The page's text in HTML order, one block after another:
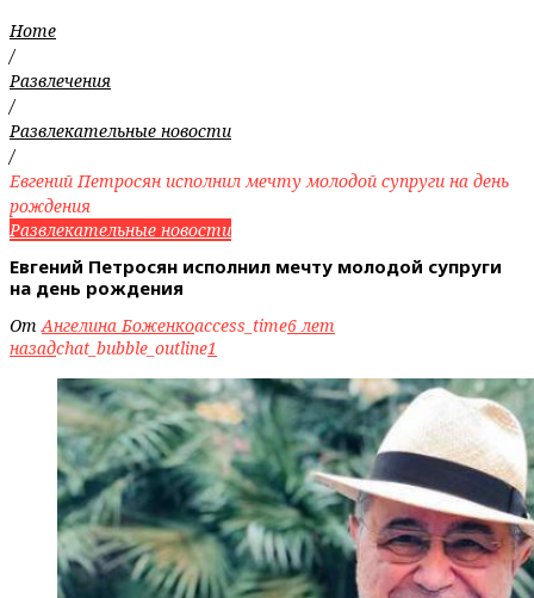
Home
/
Развлечения
/
Развлекательные новости
/
Евгений Петросян исполнил мечту молодой супруги на день
рождения
Развлекательные новости
Евгений Петросян исполнил мечту молодой супруги
на день рождения
ОтАнгелина Боженкоaccess_time6 лет
назадchat_bubble_outline1